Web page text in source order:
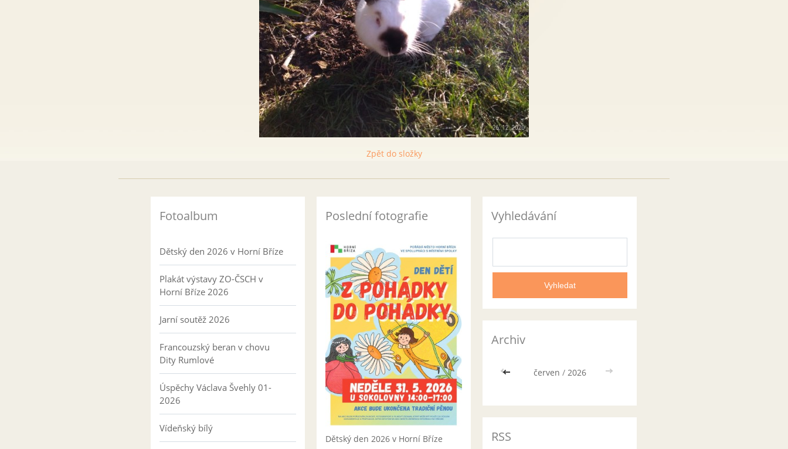
Zpět do složky
Fotoalbum
Dětský den 2026 v Horní Bříze
Plakát výstavy ZO-ČSCH v
Horní Bříze 2026
Jarní soutěž 2026
Francouzský beran v chovu
Dity Rumlové
Úspěchy Václava Švehly 01-
2026
Vídeňský bílý
Poslední fotografie
Dětský den 2026 v Horní Bříze
Vyhledávání
Archiv
<< červen / 2026 >>
RSS